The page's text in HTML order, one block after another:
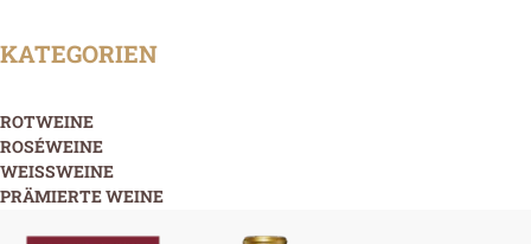
KATEGORIEN
ROTWEINE
ROSÉWEINE
WEISSWEINE
PRÄMIERTE WEINE